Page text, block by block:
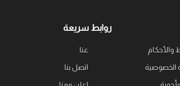
والأحكام
روابط سريعة
عنا
اتصل بنا